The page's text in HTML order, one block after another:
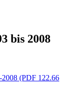
bis 2008
2008 (PDF 122.66